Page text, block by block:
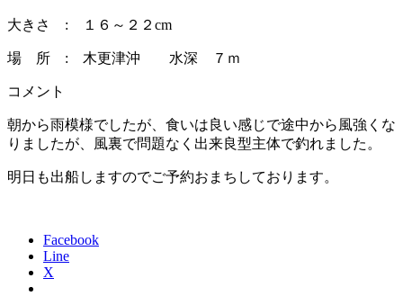
大きさ : １６～２２cm
場 所 : 木更津沖 水深 ７ｍ
コメント
朝から雨模様でしたが、食いは良い感じで途中から風強くな
りましたが、風裏で問題なく出来良型主体で釣れました。
明日も出船しますのでご予約おまちしております。
Facebook
Line
X